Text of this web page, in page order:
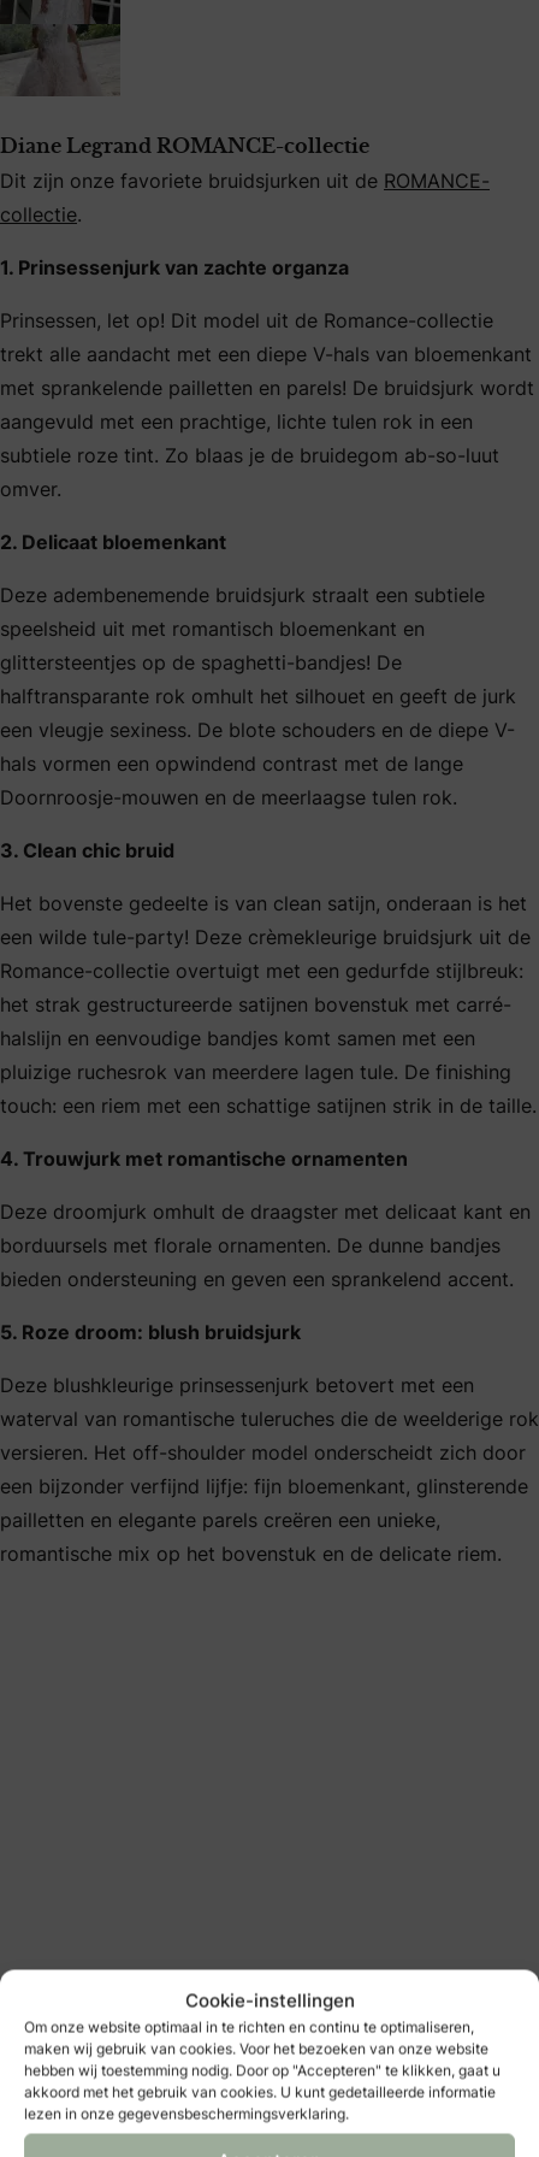
Cookie-instellingen
Om onze website optimaal in te richten en continu te optimaliseren,
maken wij gebruik van cookies. Voor het bezoeken van onze website
hebben wij toestemming nodig. Door op "Accepteren" te klikken, gaat u
akkoord met het gebruik van cookies. U kunt gedetailleerde informatie
lezen in onze gegevensbeschermingsverklaring.
Diane Legrand ROMANCE-collectie
Dit zijn onze favoriete bruidsjurken uit de ROMANCE-
collectie.
1. Prinsessenjurk van zachte organza
Prinsessen, let op! Dit model uit de Romance-collectie
trekt alle aandacht met een diepe V-hals van bloemenkant
met sprankelende pailletten en parels! De bruidsjurk wordt
aangevuld met een prachtige, lichte tulen rok in een
subtiele roze tint. Zo blaas je de bruidegom ab-so-luut
omver.
2. Delicaat bloemenkant
Deze adembenemende bruidsjurk straalt een subtiele
speelsheid uit met romantisch bloemenkant en
glittersteentjes op de spaghetti-bandjes! De
halftransparante rok omhult het silhouet en geeft de jurk
een vleugje sexiness. De blote schouders en de diepe V-
hals vormen een opwindend contrast met de lange
Doornroosje-mouwen en de meerlaagse tulen rok.
3. Clean chic bruid
Het bovenste gedeelte is van clean satijn, onderaan is het
een wilde tule-party! Deze crèmekleurige bruidsjurk uit de
Romance-collectie overtuigt met een gedurfde stijlbreuk:
het strak gestructureerde satijnen bovenstuk met carré-
halslijn en eenvoudige bandjes komt samen met een
pluizige ruchesrok van meerdere lagen tule. De finishing
touch: een riem met een schattige satijnen strik in de taille.
4. Trouwjurk met romantische ornamenten
Deze droomjurk omhult de draagster met delicaat kant en
borduursels met florale ornamenten. De dunne bandjes
bieden ondersteuning en geven een sprankelend accent.
5. Roze droom: blush bruidsjurk
Deze blushkleurige prinsessenjurk betovert met een
waterval van romantische tuleruches die de weelderige rok
versieren. Het off-shoulder model onderscheidt zich door
een bijzonder verfijnd lijfje: fijn bloemenkant, glinsterende
pailletten en elegante parels creëren een unieke,
romantische mix op het bovenstuk en de delicate riem.